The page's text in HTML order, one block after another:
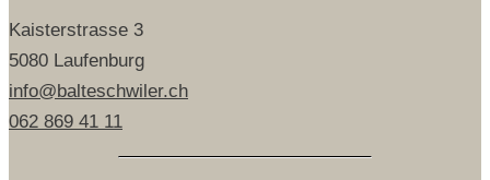
Kaisterstrasse 3
5080 Laufenburg
info@balteschwiler.ch
062 869 41 11